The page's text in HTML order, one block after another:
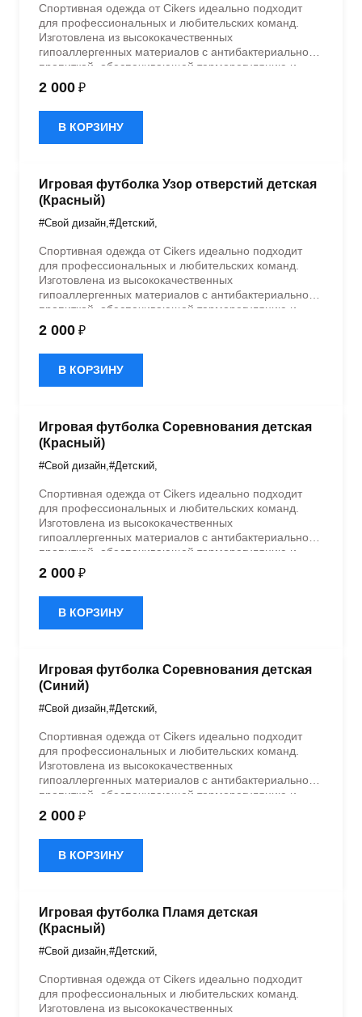
Спортивная одежда от Cikers идеально подходит
для профессиональных и любительских команд.
Изготовлена из высококачественных
гипоаллергенных материалов с антибактериальной
пропиткой, обеспечивающей терморегуляцию и
быстрое влагоотведение. Одежда обладает
эластичностью в 5 направлениях и стильным
дизайном.
2 000 ₽
В КОРЗИНУ
Игровая футболка Узор отверстий детская
(Красный)
#Свой дизайн #Детский
Спортивная одежда от Cikers идеально подходит
для профессиональных и любительских команд.
Изготовлена из высококачественных
гипоаллергенных материалов с антибактериальной
пропиткой, обеспечивающей терморегуляцию и
быстрое влагоотведение. Одежда обладает
эластичностью в 5 направлениях и стильным
дизайном.
2 000 ₽
В КОРЗИНУ
Игровая футболка Соревнования детская
(Красный)
#Свой дизайн #Детский
Спортивная одежда от Cikers идеально подходит
для профессиональных и любительских команд.
Изготовлена из высококачественных
гипоаллергенных материалов с антибактериальной
пропиткой, обеспечивающей терморегуляцию и
быстрое влагоотведение. Одежда обладает
эластичностью в 5 направлениях и стильным
дизайном.
2 000 ₽
В КОРЗИНУ
Игровая футболка Соревнования детская
(Синий)
#Свой дизайн #Детский
Спортивная одежда от Cikers идеально подходит
для профессиональных и любительских команд.
Изготовлена из высококачественных
гипоаллергенных материалов с антибактериальной
пропиткой, обеспечивающей терморегуляцию и
быстрое влагоотведение. Одежда обладает
эластичностью в 5 направлениях и стильным
дизайном.
2 000 ₽
В КОРЗИНУ
Игровая футболка Пламя детская
(Красный)
#Свой дизайн #Детский
Спортивная одежда от Cikers идеально подходит
для профессиональных и любительских команд.
Изготовлена из высококачественных